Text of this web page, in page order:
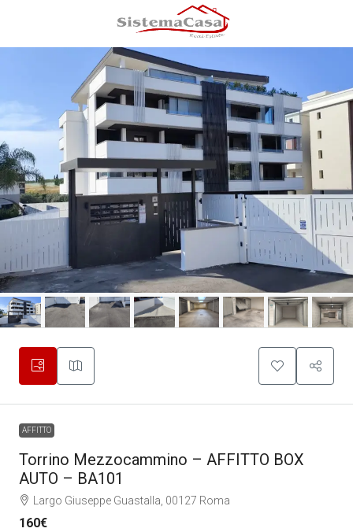
AFFITTO
Torrino Mezzocammino – AFFITTO BOX
AUTO – BA101
Largo Giuseppe Guastalla, 00127 Roma
160€